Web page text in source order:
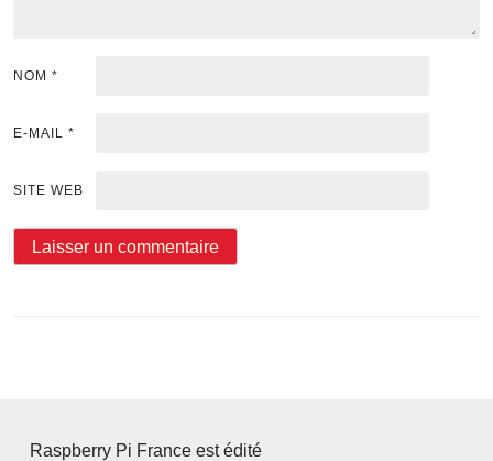
NOM *
E-MAIL *
SITE WEB
Raspberry Pi France est édité